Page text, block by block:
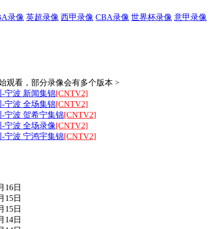
录像 英超录像 西甲录像 CBA录像 世界杯录像 意甲录像
观看，部分录像会有多个版本 >
-宁波 新闻集锦[CNTV2]
-宁波 全场集锦[CNTV2]
-宁波 贺希宁集锦[CNTV2]
宁波 全场录像[CNTV2]
-宁波 宁鸿宇集锦[CNTV2]
16日
15日
15日
14日